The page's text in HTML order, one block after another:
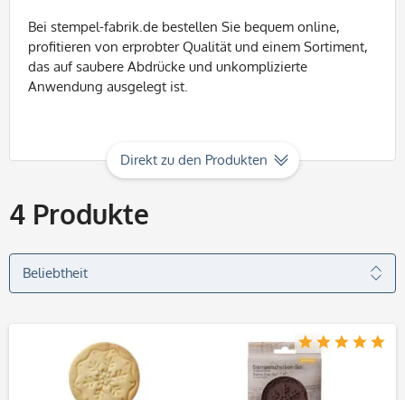
Bei stempel-fabrik.de bestellen Sie bequem online,
profitieren von erprobter Qualität und einem Sortiment,
das auf saubere Abdrücke und unkomplizierte
Anwendung ausgelegt ist.
Direkt zu den Produkten
4 Produkte